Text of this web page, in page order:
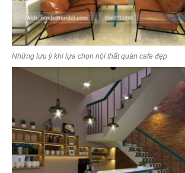
Những lưu ý khi lựa chọn nội thất quán cafe đẹp